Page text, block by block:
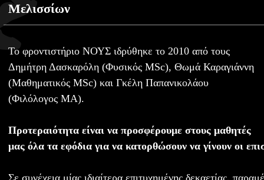
Μελισσίων
Το φροντιστήριο ΝΟΥΣ ιδρύθηκε το 2010 από τους
Δημήτρη Δασκαρόλη (Φυσικός MSc), Θωμά Καραγιάννη
(Μαθηματικός MSc) και Γκέλη Παπανικολάου
(Φιλόλογος ΜΑ).
Προτεραιότητα είναι να προσφέρουμε στους μαθητές
μας όλα τα εφόδια για να κατορθώσουν να γίνουν οι
Σε συνέχεια μίας ιδιαίτερα επιτυχημένης δεκαετίας,